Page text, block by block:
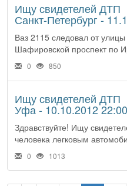
Ищу свидетелей ДТП
Санкт-Петербург -
Ваз 2115 следовал от
Шафировской проспект по
0 850
Ищу свидетелей ДТП
Уфа - 10.10.2012 22:00
Здравствуйте! Ищу
человека легковым
0 1013